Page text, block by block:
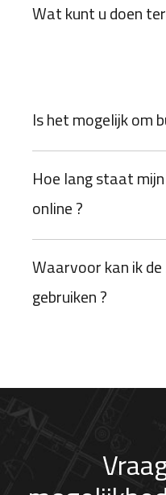
Wat kunt u doen
Is het mogelijk om
Hoe lang staat
online ?
Waarvoor kan ik
gebruiken ?